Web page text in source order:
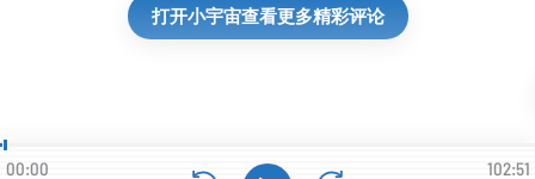
打开小宇宙查看更多精彩评论
00:00 102:51